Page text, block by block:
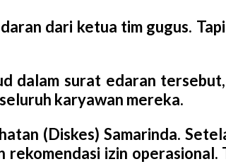
dari ketua tim gugus.
dalam surat edaran
karyawan mereka.
(Diskes) Samarinda.
rekomendasi izin